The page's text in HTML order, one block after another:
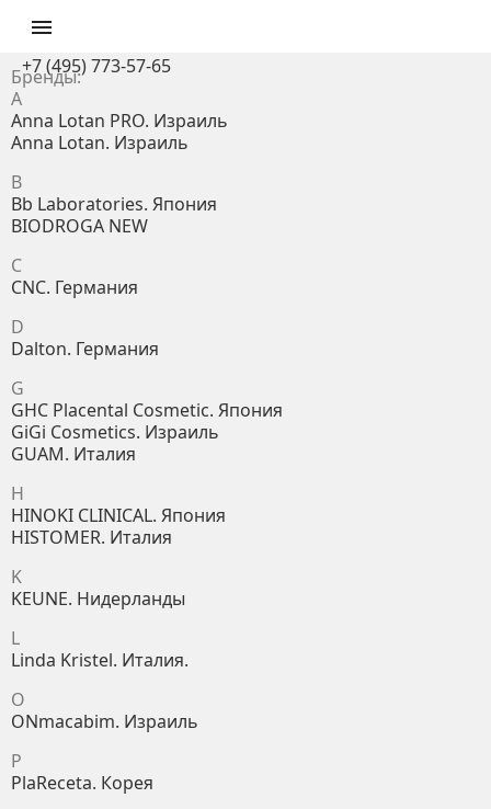

+7 (495) 773-57-65
Бренды:
A
Anna Lotan PRO. Израиль
Anna Lotan. Израиль
B
Bb Laboratories. Япония
BIODROGA NEW
C
CNC. Германия
D
Dalton. Германия
G
GHC Placental Cosmetic. Япония
GiGi Cosmetics. Израиль
GUAM. Италия
H
HINOKI CLINICAL. Япония
HISTOMER. Италия
K
KEUNE. Нидерланды
L
Linda Kristel. Италия.
O
ONmacabim. Израиль
P
PlaReceta. Корея